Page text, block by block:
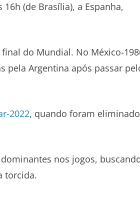
(de Brasília), a Espanha,
do Mundial. No México-
pela Argentina após passar
2022, quando foram
nos jogos,
torcida.